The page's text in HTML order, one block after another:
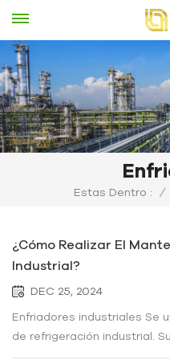
Estas Dentro : /
¿Cómo Realizar El
Industrial?
DEC 25, 2024
Enfriadores industriales Se
de refrigeración industrial.
fundamental para